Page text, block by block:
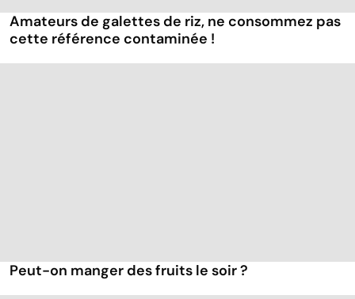
Amateurs de galettes de riz, ne consommez pas
cette référence contaminée !
Peut-on manger des fruits le soir ?